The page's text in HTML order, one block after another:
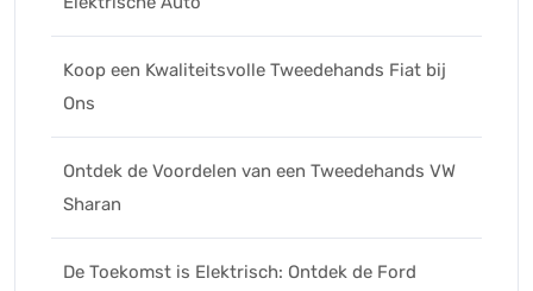
Koop een Kwaliteitsvolle Tweedehands Fiat bij
Ons
Ontdek de Voordelen van een Tweedehands VW
Sharan
De Toekomst is Elektrisch: Ontdek de Ford